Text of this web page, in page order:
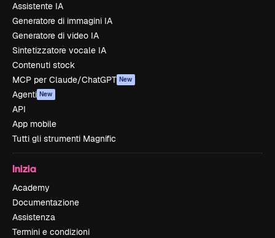
Assistente IA
Generatore di immagini IA
Generatore di video IA
Sintetizzatore vocale IA
Contenuti stock
MCP per Claude/ChatGPT New
Agenti New
API
App mobile
Tutti gli strumenti Magnific
Inizia
Academy
Documentazione
Assistenza
Termini e condizioni